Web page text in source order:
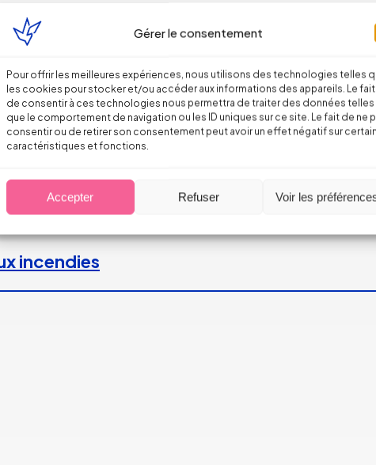
Gérer le consentement
Pour offrir les meilleures expériences, nous utilisons des technologies telles
les cookies pour stocker et/ou accéder aux informations des appareils. Le fait
de consentir à ces technologies nous permettra de traiter des données telles
que le comportement de navigation ou les ID uniques sur ce site. Le fait de ne
consentir ou de retirer son consentement peut avoir un effet négatif sur
caractéristiques et fonctions.
Accepter Refuser Voir les
peut caractériser un engagement
incendies